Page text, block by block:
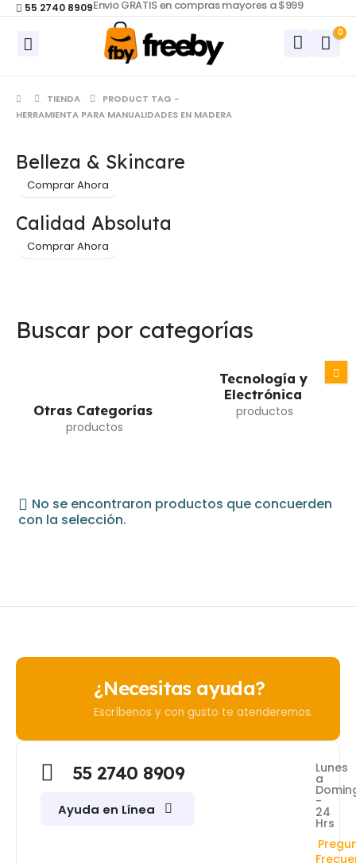
55 2740 8909Envio GRATIS en compras mayores a $999
0
TIENDA
PRODUCT TAG -
HERRAMIENTA PARA MANUALIDADES EN MADERA
Belleza & Skincare
Comprar Ahora
Calidad Absoluta
Comprar Ahora
Buscar por categorías
Otras Categorías
Tecnología y
Electrónica
No se encontraron productos que concuerden
con la selección.
¿Necesitas ayuda?
Escríbenos y con gusto te atenderemos.
55 2740 8909
Ayuda en Línea
Lunes
a
-
24
Hrs